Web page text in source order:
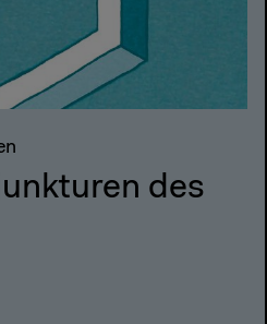
des